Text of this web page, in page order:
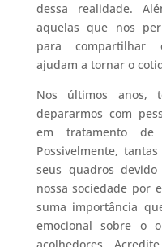
dessa realidade.
aquelas que nos
para compartilhar
ajudam a tornar o
Nos últimos anos,
depararmos com
em tratamento de
Possivelmente,
seus quadros
nossa sociedade por
suma importância
emocional sobre o